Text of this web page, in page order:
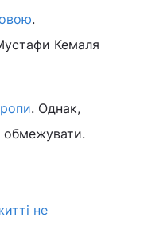
.
Кемаля
. Однак,
обмежувати.
не